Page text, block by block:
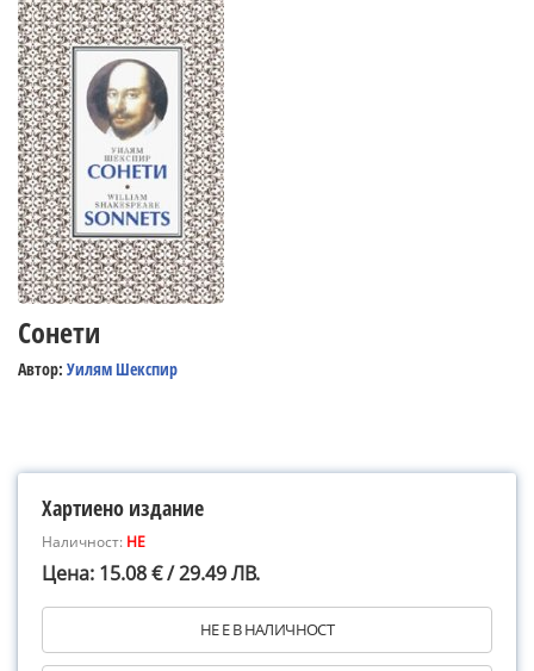
Сонети
Автор: Уилям Шекспир
Хартиено издание
Наличност: НЕ
Цена: 15.08 € / 29.49 ЛВ.
НЕ Е В НАЛИЧНОСТ